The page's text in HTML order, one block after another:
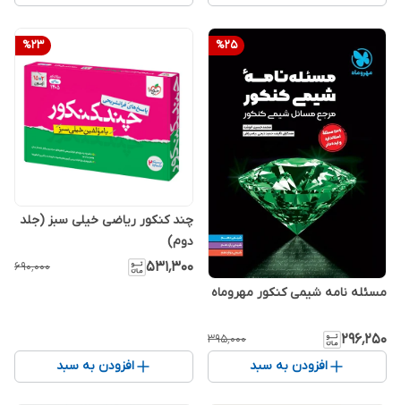
%25
مسئله نامه شیمی کنکور مهروماه
۲۹۶٬۲۵۰ ۳۹۵٬۰۰۰
افزودن به سبد
%23
چند کنکور ریاضی خیلی سبز (جلد
دوم)
۵۳۱٬۳۰۰ ۶۹۰٬۰۰۰
افزودن به سبد